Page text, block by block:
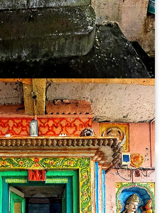
कोलबाड, ठाणे शहर, जिल्हा ठाणे
अधिक माहिती